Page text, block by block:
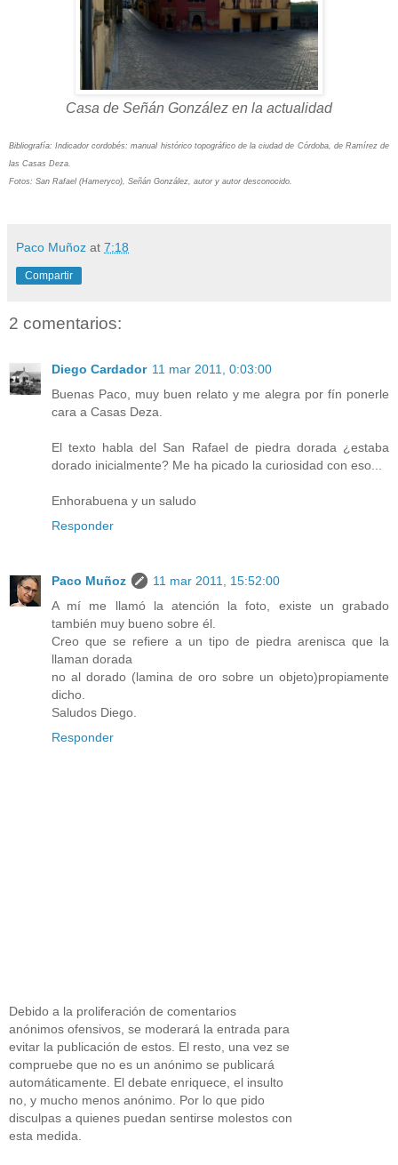
Casa de Señán González en la actualidad
Bibliografía: Indicador cordobés: manual histórico topográfico de la ciudad de Córdoba, de Ramírez de
las Casas Deza.
Fotos: San Rafael (Hameryco), Señán González, autor y autor desconocido.
Paco Muñoz at 7:18
Compartir
2 comentarios:
Diego Cardador 11 mar 2011, 0:03:00
Buenas Paco, muy buen relato y me alegra por fín ponerle
cara a Casas Deza.
El texto habla del San Rafael de piedra dorada ¿estaba
dorado inicialmente? Me ha picado la curiosidad con eso...
Enhorabuena y un saludo
Responder
Paco Muñoz
11 mar 2011, 15:52:00
A mí me llamó la atención la foto, existe un grabado
también muy bueno sobre él.
Creo que se refiere a un tipo de piedra arenisca que la
llaman dorada
no al dorado (lamina de oro sobre un objeto)propiamente
dicho.
Saludos Diego.
Responder
Debido a la proliferación de comentarios
anónimos ofensivos, se moderará la entrada para
evitar la publicación de estos. El resto, una vez se
compruebe que no es un anónimo se publicará
automáticamente. El debate enriquece, el insulto
no, y mucho menos anónimo. Por lo que pido
disculpas a quienes puedan sentirse molestos con
esta medida.